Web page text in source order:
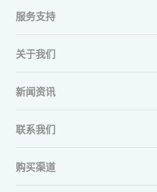
服务支持
关于我们
新闻资讯
联系我们
购买渠道